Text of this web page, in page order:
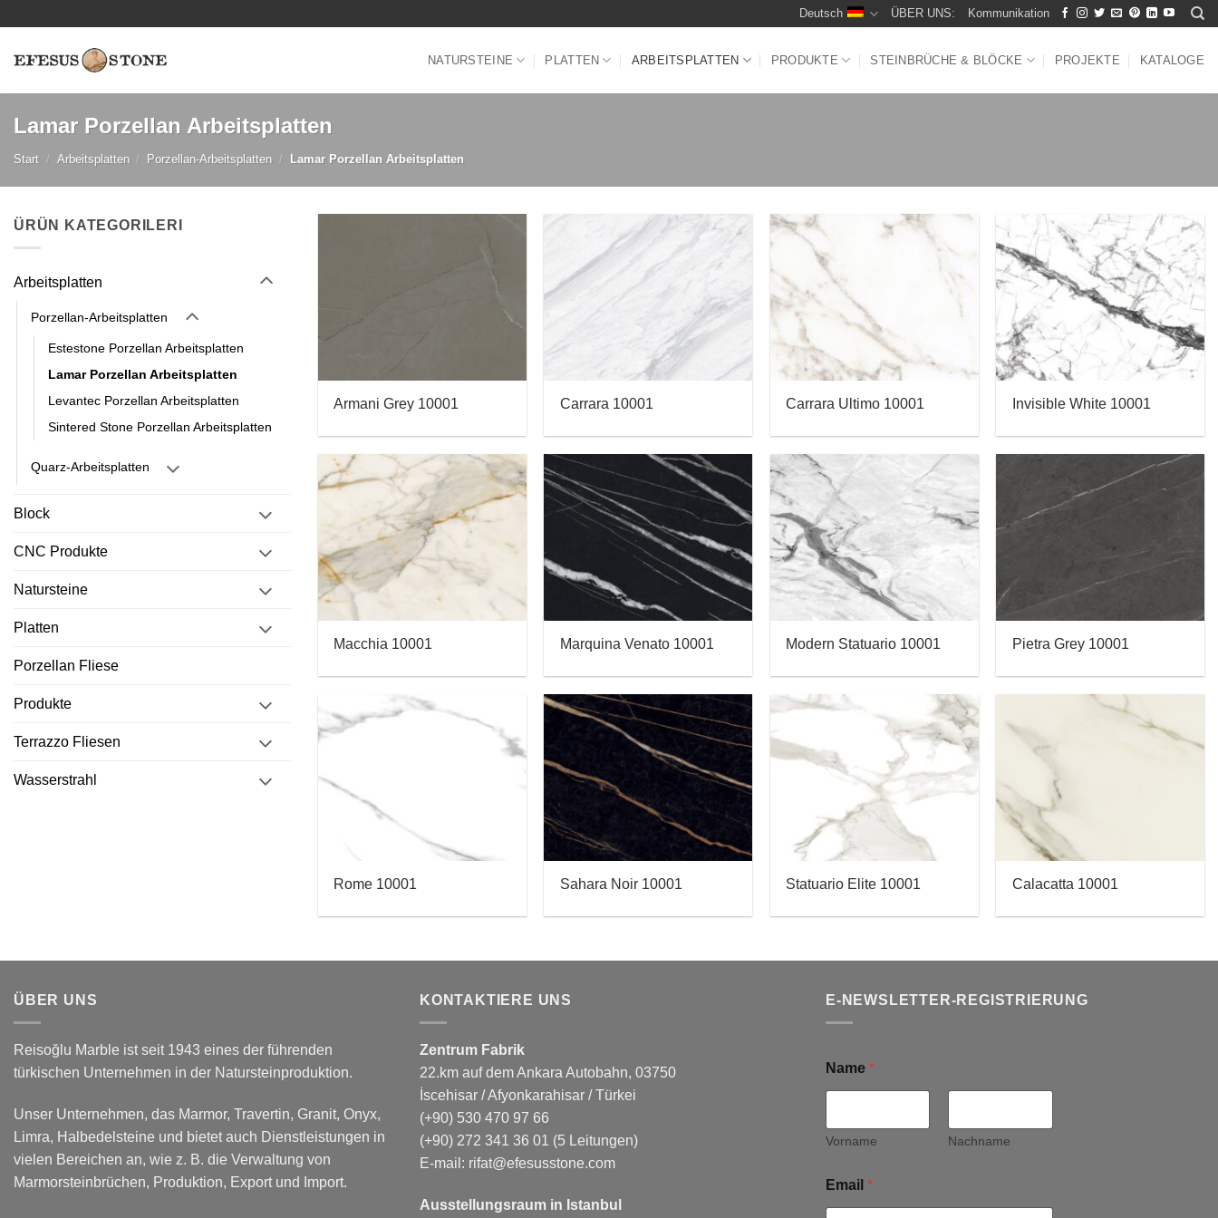
springen
Deutsch ÜBER UNS: Kommunikation
NATURSTEINE PLATTEN ARBEITSPLATTEN PRODUKTE STEINBRÜCHE & BLÖCKE PROJEKTE KATALOGE
Lamar Porzellan Arbeitsplatten
Start / Arbeitsplatten / Porzellan-Arbeitsplatten / Lamar Porzellan Arbeitsplatten
ÜRÜN KATEGORILERI
Arbeitsplatten
Porzellan-Arbeitsplatten
Estestone Porzellan Arbeitsplatten
Lamar Porzellan Arbeitsplatten
Levantec Porzellan Arbeitsplatten
Sintered Stone Porzellan Arbeitsplatten
Quarz-Arbeitsplatten
Block
CNC Produkte
Natursteine
Platten
Porzellan Fliese
Produkte
Terrazzo Fliesen
Wasserstrahl
Armani Grey 10001 Carrara 10001 Carrara Ultimo 10001 Invisible White 10001
Macchia 10001 Marquina Venato 10001 Modern Statuario 10001 Pietra Grey 10001
Rome 10001 Sahara Noir 10001 Statuario Elite 10001 Calacatta 10001
ÜBER UNS
Reisoğlu Marble ist seit 1943 eines der führenden
türkischen Unternehmen in der Natursteinproduktion.
Unser Unternehmen, das Marmor, Travertin, Granit, Onyx,
Limra, Halbedelsteine und bietet auch Dienstleistungen in
vielen Bereichen an, wie z. B. die Verwaltung von
Marmorsteinbrüchen, Produktion, Export und Import.
KONTAKTIERE UNS
Zentrum Fabrik
22.km auf dem Ankara Autobahn, 03750
İscehisar / Afyonkarahisar / Türkei
(+90) 530 470 97 66
(+90) 272 341 36 01 (5 Leitungen)
E-mail: rifat@efesusstone.com
Ausstellungsraum in Istanbul
E-NEWSLETTER-REGISTRIERUNG
Name *
Vorname Nachname
Email *